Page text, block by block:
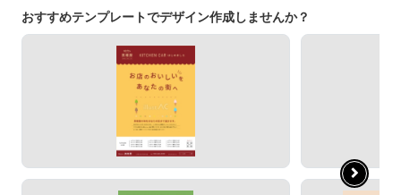
おすすめテンプレートでデザイン作成しませんか？